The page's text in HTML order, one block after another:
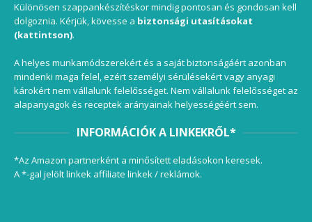
Különösen szappankészítéskor mindig pontosan és gondosan kell
dolgoznia. Kérjük, kövesse a biztonsági utasításokat
(kattintson).
A helyes munkamódszerekért és a saját biztonságáért azonban
mindenki maga felel, ezért személyi sérülésekért vagy anyagi
károkért nem vállalunk felelősséget. Nem vállalunk felelősséget az
alapanyagok és receptek arányainak helyességéért sem.
INFORMÁCIÓK A LINKEKRŐL*
*Az Amazon partnerként a minősített eladásokon keresek.
A *-gal jelölt linkek affiliate linkek / reklámok.